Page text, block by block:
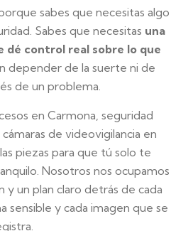
sabes que necesitas algo
Sabes que necesitas una
dé control real sobre lo que
depender de la suerte ni de
de un problema.
en Carmona, seguridad
de videovigilancia en
piezas para que tú solo te
Nosotros nos ocupamos
un plan claro detrás de cada
sensible y cada imagen que se